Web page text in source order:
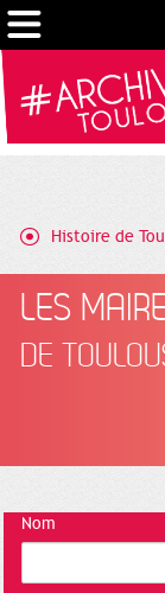
Histoire de
LES
DE
Nom
Gestion de vos